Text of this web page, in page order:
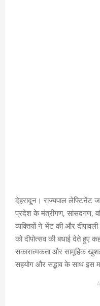
देहरादून। राज्यपाल लेफ्टिनेंट
प्रदेश के मंत्रीगण, सांसदगण,
व्यक्तियों ने भेंट की और
को दीपोत्सव की बधाई देते हुए
सकारात्मकता और सामूहिक
सहयोग और सद्भाव के साथ इस